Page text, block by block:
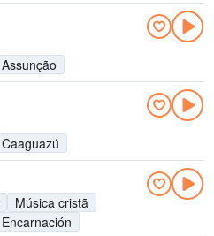
Assunção
Caaguazú
Música cristã
Encarnación